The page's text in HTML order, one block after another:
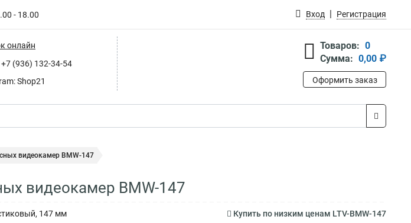
- 18.00 Вход Регистрация
онлайн
+7 (936) 132-34-54
Shop21
Товаров: 0
Сумма: 0,00 ₽
Оформить заказ
видеокамер BMW-147
видеокамер BMW-147
147 мм Купить по низким ценам LTV-BMW-147